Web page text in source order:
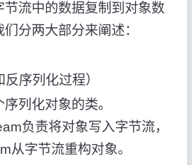
流中的数据复制到对象数
分两大部分来阐述：
序列化过程）
列化对象的类。
负责将对象写入字节流，
从字节流重构对象。